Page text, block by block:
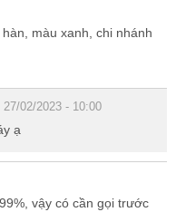
động thì tấm nền trên
thiểu tối đa ánh sáng xanh
mắt và bảo vệ đôi mắt của
màu xanh, chi nhánh
27/02/2023 - 10:00
ạ
vậy có cần gọi trước